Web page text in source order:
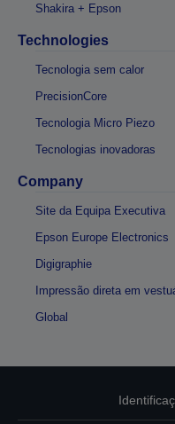
Shakira + Epson
Technologies
Tecnologia sem calor
PrecisionCore
Tecnologia Micro Piezo
Tecnologias inovadoras
Company
Site da Equipa Executiva
Epson Europe Electronics
Digigraphie
Impressão direta em
Global